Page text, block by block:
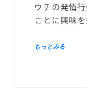
ウチの発情
ことに興味